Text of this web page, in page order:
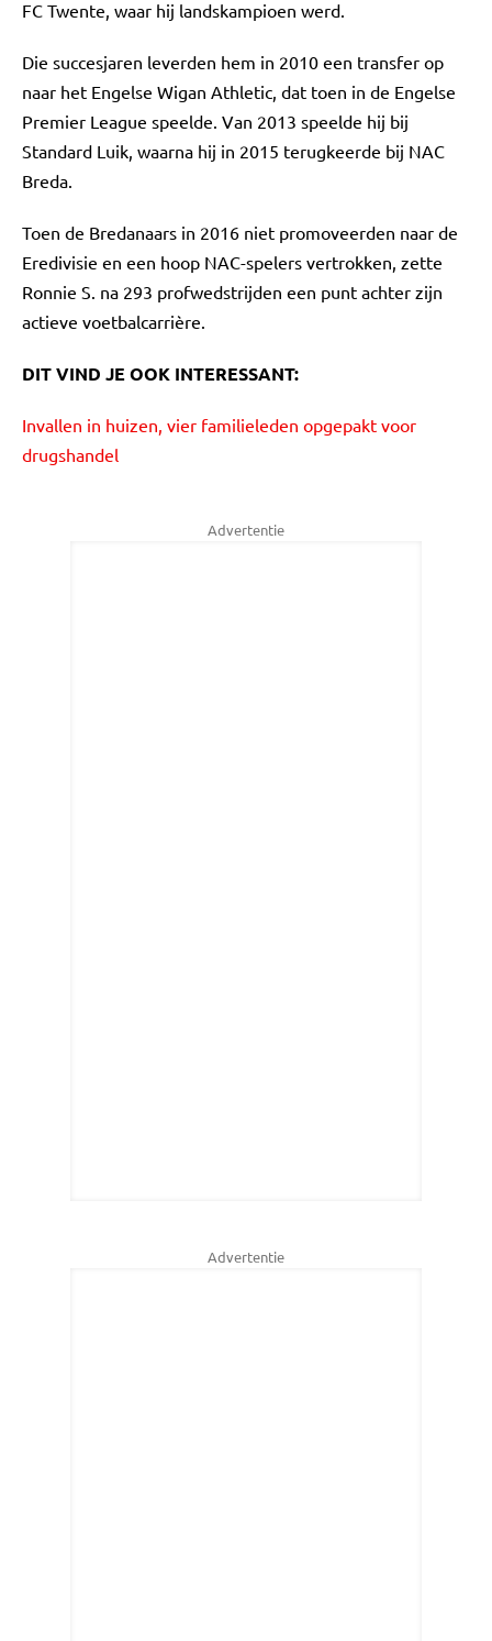
FC Twente, waar hij landskampioen werd.
Die succesjaren leverden hem in 2010 een transfer op
naar het Engelse Wigan Athletic, dat toen in de Engelse
Premier League speelde. Van 2013 speelde hij bij
Standard Luik, waarna hij in 2015 terugkeerde bij NAC
Breda.
Toen de Bredanaars in 2016 niet promoveerden naar de
Eredivisie en een hoop NAC-spelers vertrokken, zette
Ronnie S. na 293 profwedstrijden een punt achter zijn
actieve voetbalcarrière.
DIT VIND JE OOK INTERESSANT:
Invallen in huizen, vier familieleden opgepakt voor
drugshandel
Advertentie
Advertentie